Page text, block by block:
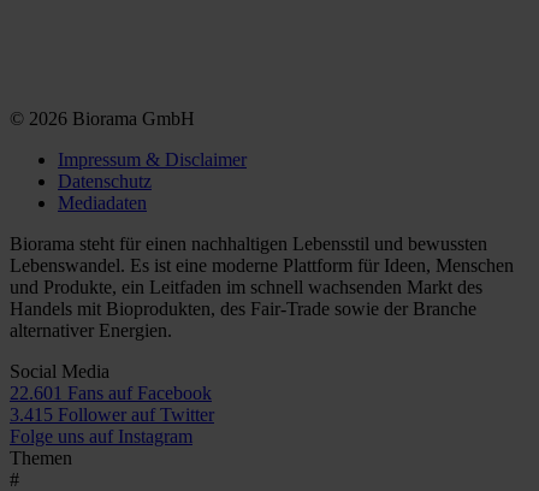
© 2026 Biorama GmbH
Impressum & Disclaimer
Datenschutz
Mediadaten
Biorama steht für einen nachhaltigen Lebensstil und bewussten
Lebenswandel. Es ist eine moderne Plattform für Ideen, Menschen
und Produkte, ein Leitfaden im schnell wachsenden Markt des
Handels mit Bioprodukten, des Fair-Trade sowie der Branche
alternativer Energien.
Social Media
22.601 Fans auf Facebook
3.415 Follower auf Twitter
Folge uns auf Instagram
Themen
#